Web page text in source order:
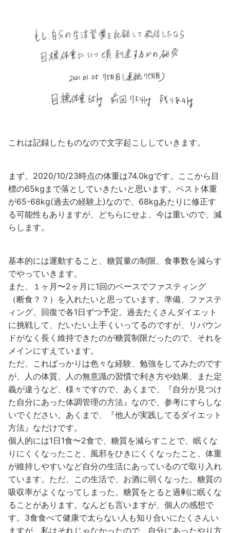
これは記録したものなので文字起こししていきます。
まず、2020/10/23時点の体重は74.0kgです。ここから目
標の65kgまで落としていきたいと思います。ベスト体重
が65-68kg(過去の経験上)なので、68kgあたりに修正す
る可能性もありますが、どちらにせよ、今は重いので、減
らします。
基本的には運動すること、糖質量の制限、食事数を減らす
でやっていきます。
また、１ヶ月〜2ヶ月に1回のペースでファスティング
（断食？？）を入れたいと思っています。準備、ファステ
ィング、回復で各1日ずつ予定。過去たくさんダイエット
に挑戦して、だいたい上手くいってるのですが、リバウン
ドがなく長く維持できたのが糖質制限だったので、それを
メインにすえています。
ただ、こればっかりは色々な経験、勉強をしてみたのです
が、人の体質、人の無意識の習慣で利き方や効果、また定
義が違うなど、様々ですので、あくまで、『自分が見つけ
た自分にあった体調管理の方法』なので、参考にすらしな
いでください。あくまで、『他人が実践してるダイエット
方法』なだけです。
個人的には1日1食〜2食で、糖質を減らすことで、眠くな
りにくくなったこと、風邪をひきにくくなったこと、体重
が維持しやすいなど自分の生活にあっているので取り入れ
ています。ただ、この生活で、お酒に弱くなった。糖質の
吸収率がよくなってしまった。糖質をとると過剰に眠くな
ることがあります。なんども言いますが、個人の感想で
す。3食食べて健康で太らない人も知り合いにたくさんい
ますが、私はそれじゃなかったので、自分にあったやり方